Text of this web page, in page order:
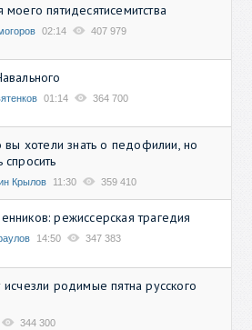
моего пятидесятисемитства
02:14 407 979
01:14 364 700
вы хотели знать о педофилии, но
спросить
Крылов 11:30 359 410
режиссерская трагедия
14:50 347 383
родимые пятна русского
344 300